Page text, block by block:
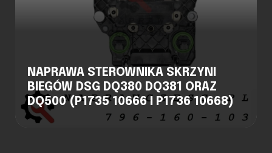
NAPRAWA STEROWNIKA SKRZYNI
BIEGÓW DSG DQ380 DQ381 ORAZ
DQ500 (P1735 10666 I P1736 10668)